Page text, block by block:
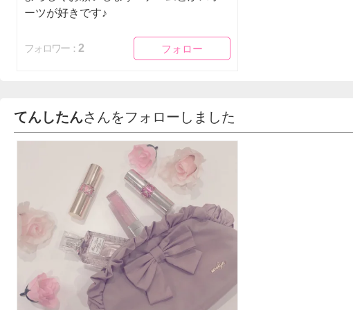
ーツが好きです♪
フォロー
フォロー
フォロワー： 2
てんしたんさんをフォローしました